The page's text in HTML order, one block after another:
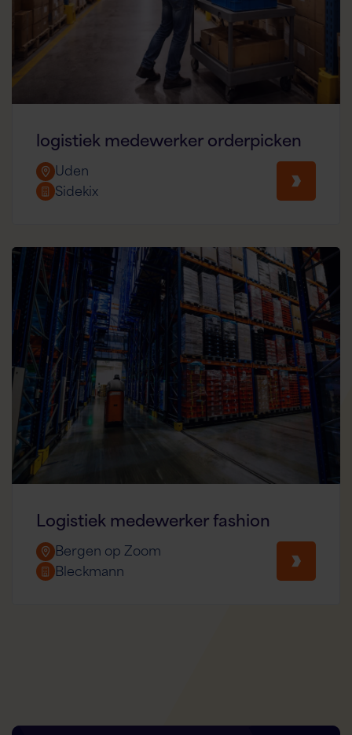
logistiek medewerker orderpicken
Uden
Sidekix
Logistiek medewerker fashion
Bergen op Zoom
Bleckmann